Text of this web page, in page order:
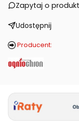
Zapytaj o produkt
Udostępnij
Producent: